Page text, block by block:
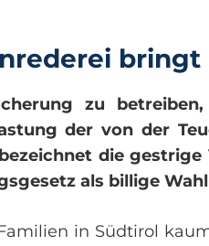
zu
der von der
die
als billige
in Südtirol